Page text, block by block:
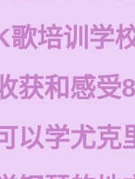
歌培训学
获和感受
以学尤克